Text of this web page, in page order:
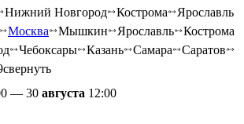
Нижний Новгород Кострома
Ярославль
Москва Мышкин Ярославль
Кострома
Чебоксары Казань Самара
Саратов
свернуть
— 30 августа 12:00